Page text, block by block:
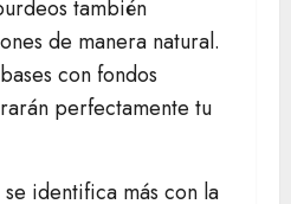
también
de manera natural.
con fondos
perfectamente tu
identifica más con la